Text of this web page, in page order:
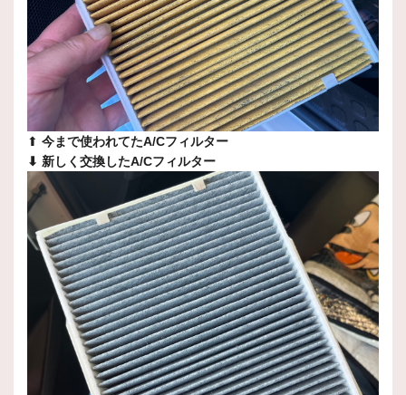
⬆︎ 今まで使われてたA/Cフィルター
⬇︎ 新しく交換したA/Cフィルター